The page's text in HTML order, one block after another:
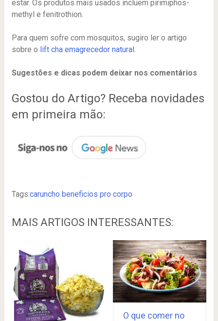
estar. Os produtos mais usados incluem pirimiphos-
methyl e fenitrothion.
Para quem sofre com mosquitos, sugiro ler o artigo
sobre o lift cha emagrecedor natural.
Sugestões e dicas podem deixar nos comentários
Gostou do Artigo? Receba novidades
em primeira mão:
Tags:caruncho beneficios pro corpo
MAIS ARTIGOS INTERESSANTES:
O que comer no